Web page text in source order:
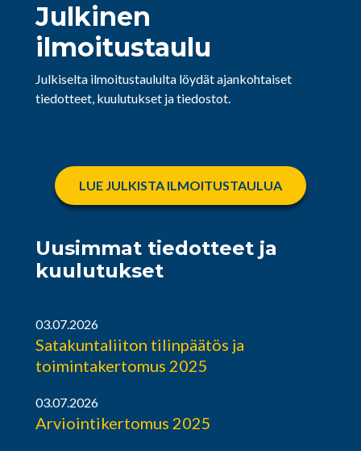
Julkinen
ilmoitustaulu
Julkiselta ilmoitustaululta löydät ajankohtaiset
tiedotteet, kuulutukset ja tiedostot.
LUE JULKISTA ILMOITUSTAULUA
Uusimmat tiedotteet ja
kuulutukset
03.07.2026
Satakuntaliiton tilinpäätös ja
toimintakertomus 2025
03.07.2026
Arviointikertomus 2025